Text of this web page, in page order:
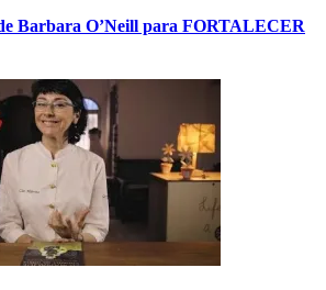
Barbara O’Neill para FORTALECER